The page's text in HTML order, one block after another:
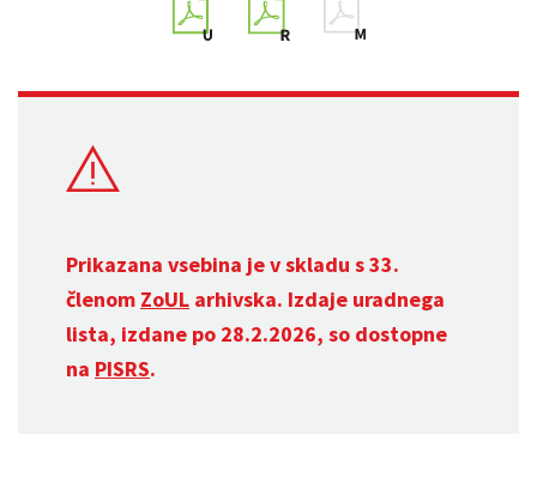
Prikazana vsebina je v skladu s 33.
členom ZoUL arhivska. Izdaje uradnega
lista, izdane po 28.2.2026, so dostopne
na PISRS.